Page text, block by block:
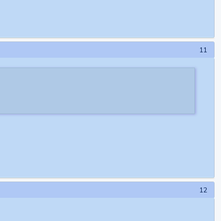
11
12